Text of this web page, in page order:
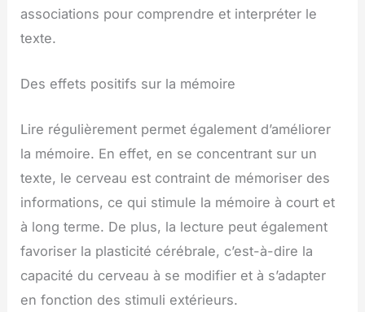
associations pour comprendre et interpréter le
texte.
Des effets positifs sur la mémoire
Lire régulièrement permet également d’améliorer
la mémoire. En effet, en se concentrant sur un
texte, le cerveau est contraint de mémoriser des
informations, ce qui stimule la mémoire à court et
à long terme. De plus, la lecture peut également
favoriser la plasticité cérébrale, c’est-à-dire la
capacité du cerveau à se modifier et à s’adapter
en fonction des stimuli extérieurs.